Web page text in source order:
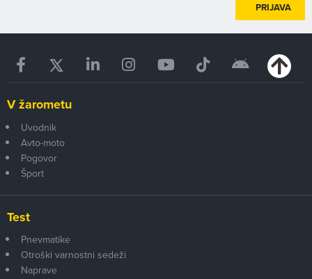
PRIJAVA
V žarometu
Uvodnik
Avto-moto
Pogovor
Šport
Test
Pnevmatike
Otroški varnostni sedeži
Naprave